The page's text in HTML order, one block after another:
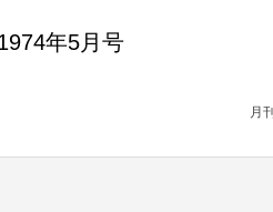
年5月号
月